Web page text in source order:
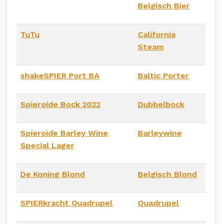
Belgisch Bier
TuTu
California
Steam
shakeSPIER Port BA Baltic Porter
Spieroide Bock 2022 Dubbelbock
Spieroide Barley Wine
Special Lager
Barleywine
De Koning Blond Belgisch Blond
SPIERkracht Quadrupel Quadrupel